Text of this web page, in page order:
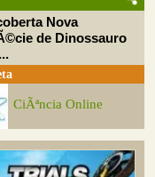
Nova
de Dinossauro
CiÃªncia Online